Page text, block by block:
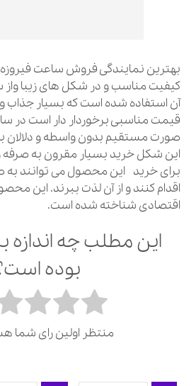
بهترین نمایندگی فروش ساعت فیروزه
کیفیت مناسب و در شکل های زیبا
آن استفاده شده است که بسیار جذاب و
قیمت مناسبی برخوردار دار است در
صورت مستقیم بدون واسطه و دلالان
این شکل خرید بسیار مقرون به
برای خرید این محصول می توانند
اقدام کنند و از آن لذت ببرند. این
اقتصادی شناخته شده است.
این مطلب چه اندازه
بوده
منتظر اولین رای شما